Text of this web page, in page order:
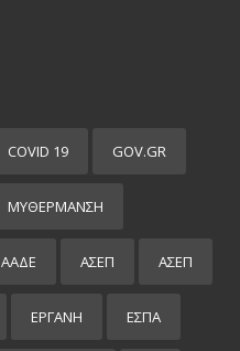
COVID 19 GOV.GR
MYΘΈΡΜΑΝΣΗ
ΑΑΔΕ ΑΣΕΠ ΑΣΕΠ
ΕΡΓΑΝΗ ΕΣΠΑ